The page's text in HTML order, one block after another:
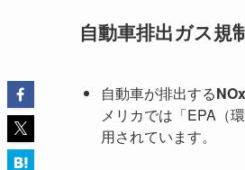
自動車排出ガス規
自動車が排出する
メリカでは「EPA（
用されています。